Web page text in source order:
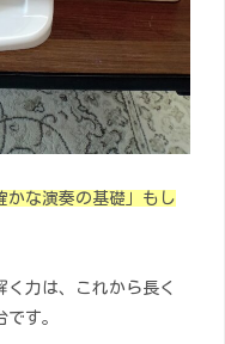
かな演奏の基礎」もし
力は、これから長く
す。